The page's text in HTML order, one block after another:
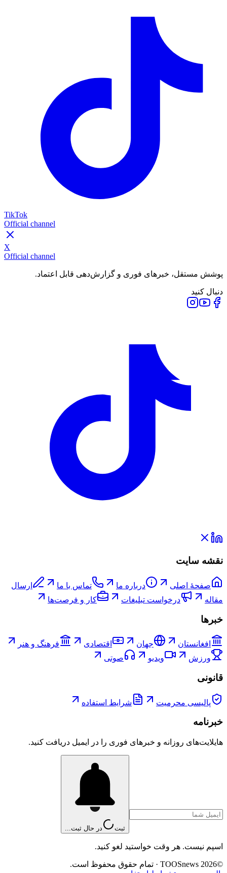
TikTok
Official channel
X
Official channel
پوشش مستقل، خبرهای فوری و گزارش‌دهی قابل اعتماد.
دنبال کنید
نقشه سایت
صفحۀ اصلی درباره ما تماس با ما
ارسال
مقاله
درخواست تبلیغات کار و فرصت‌ها
خبرها
افغانستان جهان اقتصادی
فرهنگ و هنر
ورزش
ویدیو صوتی
قانونی
پالیسی محرمیت شرایط استفاده
خبرنامه
هایلایت‌های روزانه و خبرهای فوری را در ایمیل دریافت کنید.
ثبت در حال ثبت...
اسپم نیست. هر وقت خواستید لغو کنید.
©
2026
TOOSnews
· تمام حقوق محفوظ است.